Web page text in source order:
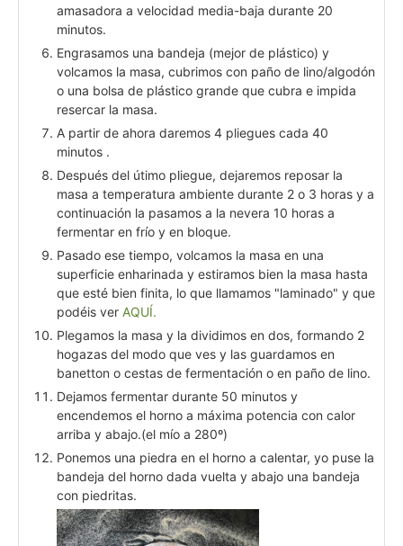
amasadora a velocidad media-baja durante 20
minutos.
Engrasamos una bandeja (mejor de plástico) y
volcamos la masa, cubrimos con paño de lino/algodón
o una bolsa de plástico grande que cubra e impida
resercar la masa.
A partir de ahora daremos 4 pliegues cada 40
minutos .
Después del útimo pliegue, dejaremos reposar la
masa a temperatura ambiente durante 2 o 3 horas y a
continuación la pasamos a la nevera 10 horas a
fermentar en frío y en bloque.
Pasado ese tiempo, volcamos la masa en una
superficie enharinada y estiramos bien la masa hasta
que esté bien finita, lo que llamamos "laminado" y que
podéis ver AQUÍ.
Plegamos la masa y la dividimos en dos, formando 2
hogazas del modo que ves y las guardamos en
banetton o cestas de fermentación o en paño de lino.
Dejamos fermentar durante 50 minutos y
encendemos el horno a máxima potencia con calor
arriba y abajo.(el mío a 280º)
Ponemos una piedra en el horno a calentar, yo puse la
bandeja del horno dada vuelta y abajo una bandeja
con piedritas.